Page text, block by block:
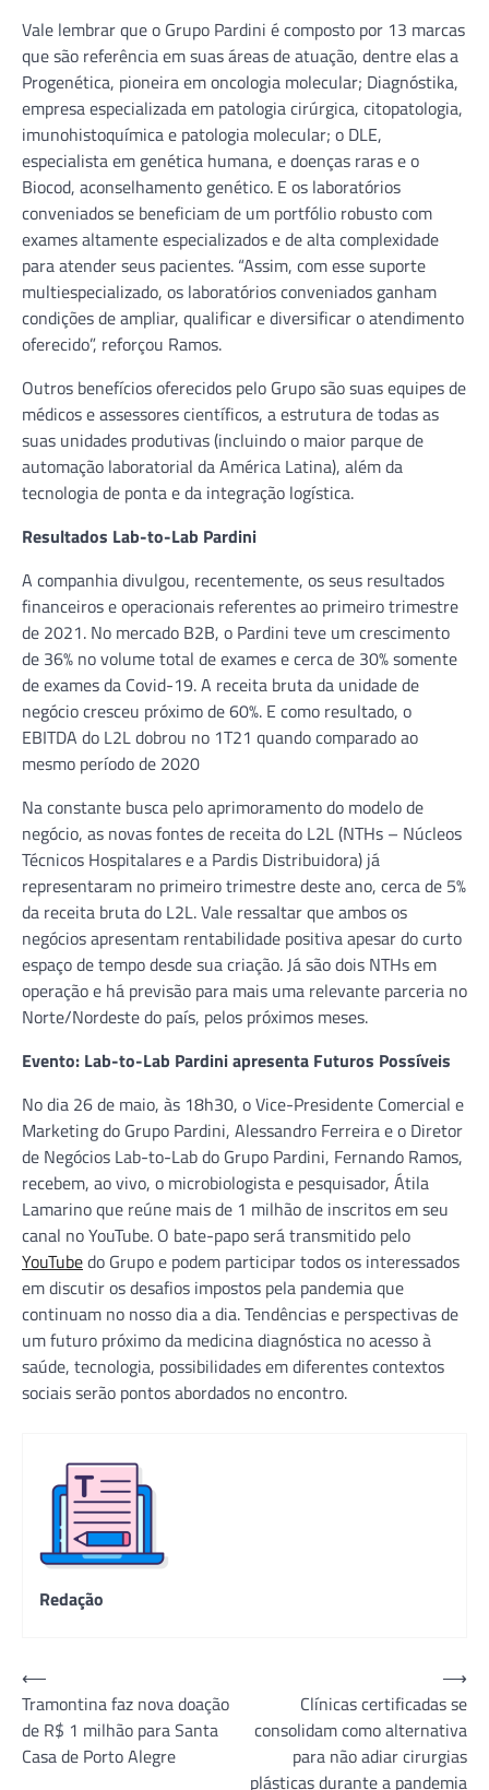
Vale lembrar que o Grupo Pardini é composto por 13 marcas
que são referência em suas áreas de atuação, dentre elas a
Progenética, pioneira em oncologia molecular; Diagnóstika,
empresa especializada em patologia cirúrgica, citopatologia,
imunohistoquímica e patologia molecular; o DLE,
especialista em genética humana, e doenças raras e o
Biocod, aconselhamento genético. E os laboratórios
conveniados se beneficiam de um portfólio robusto com
exames altamente especializados e de alta complexidade
para atender seus pacientes. “Assim, com esse suporte
multiespecializado, os laboratórios conveniados ganham
condições de ampliar, qualificar e diversificar o atendimento
oferecido”, reforçou Ramos.
Outros benefícios oferecidos pelo Grupo são suas equipes de
médicos e assessores científicos, a estrutura de todas as
suas unidades produtivas (incluindo o maior parque de
automação laboratorial da América Latina), além da
tecnologia de ponta e da integração logística.
Resultados Lab-to-Lab Pardini
A companhia divulgou, recentemente, os seus resultados
financeiros e operacionais referentes ao primeiro trimestre
de 2021. No mercado B2B, o Pardini teve um crescimento
de 36% no volume total de exames e cerca de 30% somente
de exames da Covid-19. A receita bruta da unidade de
negócio cresceu próximo de 60%. E como resultado, o
EBITDA do L2L dobrou no 1T21 quando comparado ao
mesmo período de 2020
Na constante busca pelo aprimoramento do modelo de
negócio, as novas fontes de receita do L2L (NTHs – Núcleos
Técnicos Hospitalares e a Pardis Distribuidora) já
representaram no primeiro trimestre deste ano, cerca de 5%
da receita bruta do L2L. Vale ressaltar que ambos os
negócios apresentam rentabilidade positiva apesar do curto
espaço de tempo desde sua criação. Já são dois NTHs em
operação e há previsão para mais uma relevante parceria no
Norte/Nordeste do país, pelos próximos meses.
Evento: Lab-to-Lab Pardini apresenta Futuros Possíveis
No dia 26 de maio, às 18h30, o Vice-Presidente Comercial e
Marketing do Grupo Pardini, Alessandro Ferreira e o Diretor
de Negócios Lab-to-Lab do Grupo Pardini, Fernando Ramos,
recebem, ao vivo, o microbiologista e pesquisador, Átila
Lamarino que reúne mais de 1 milhão de inscritos em seu
canal no YouTube. O bate-papo será transmitido pelo
YouTubedo Grupo e podem participar todos os interessados
em discutir os desafios impostos pela pandemia que
continuam no nosso dia a dia. Tendências e perspectivas de
um futuro próximo da medicina diagnóstica no acesso à
saúde, tecnologia, possibilidades em diferentes contextos
sociais serão pontos abordados no encontro.
Redação
Navegação
de
Post
⟵
Tramontina faz nova doação
de R$ 1 milhão para Santa
Casa de Porto Alegre
Clínicas certificadas se
consolidam como alternativa
para não adiar cirurgias
plásticas durante a pandemia
⟶